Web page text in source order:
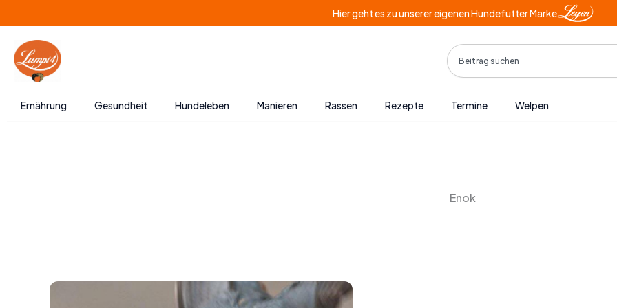
Inhalt
springen
Hier geht es zu unserer eigenen Hundefutter Marke
Search
Ernährung Gesundheit Hundeleben Manieren Rassen Rezepte Termine Welpen
Enok